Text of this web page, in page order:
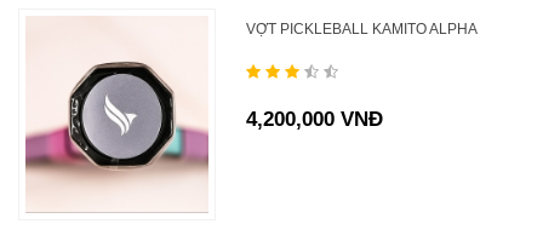
VỢT PICKLEBALL KAMITO ALPHA
4,200,000 VNĐ